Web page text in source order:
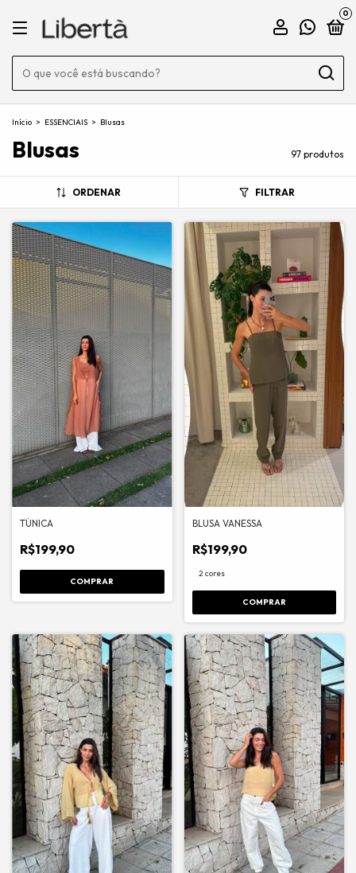
0
Início > ESSENCIAIS > Blusas
Blusas 97 produtos
ORDENAR FILTRAR
TÚNICA
R$199,90
COMPRAR
BLUSA VANESSA
R$199,90
2 cores
COMPRAR